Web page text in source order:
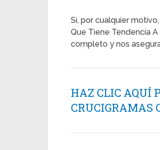
Si, por cualquier
Que Tiene Tendencia
completo y nos
HAZ CLIC AQUÍ
CRUCIGRAMAS